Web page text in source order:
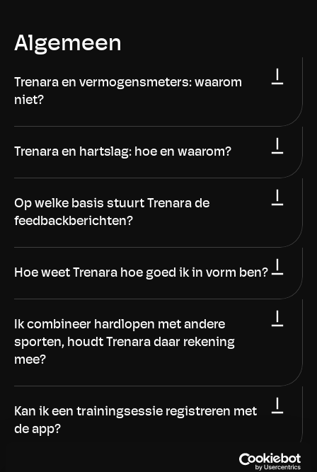
Algemeen
Trenara en vermogensmeters: waarom
niet?
Trenara en hartslag: hoe en waarom?
Op welke basis stuurt Trenara de
feedbackberichten?
Hoe weet Trenara hoe goed ik in vorm ben?
Ik combineer hardlopen met andere
sporten, houdt Trenara daar rekening
mee?
Kan ik een trainingsessie registreren met
de app?